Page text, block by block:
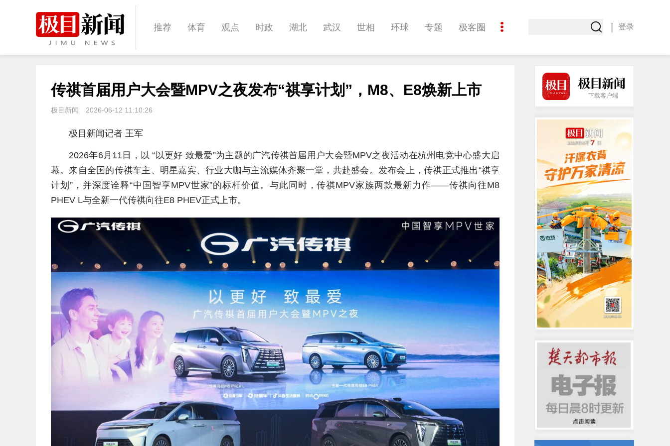
推荐 体育 观点 时政 湖北 武汉 世相 环球 专题 极客圈
文化 娱乐 影像 帅作文 International 职教院 酒道
登录
传祺首届用户大会暨MPV之夜发布“祺享计划”，M8、E8焕新上市
极目新闻 2026-06-12 11:10:26
极目新闻记者 王军
2026年6月11日，以 “以更好 致最爱”为主题的广汽传祺首届用户大会暨MPV之夜活动在杭州电竞中心盛大启
幕。来自全国的传祺车主、明星嘉宾、行业大咖与主流媒体齐聚一堂，共赴盛会。发布会上，传祺正式推出“祺享
计划”，并深度诠释“中国智享MPV世家”的标杆价值。与此同时，传祺MPV家族两款最新力作——传祺向往M8
PHEV L与全新一代传祺向往E8 PHEV正式上市。
下载客户端